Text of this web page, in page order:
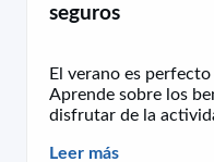
seguros
El verano es
Aprende sobre los
disfrutar de la
Leer más